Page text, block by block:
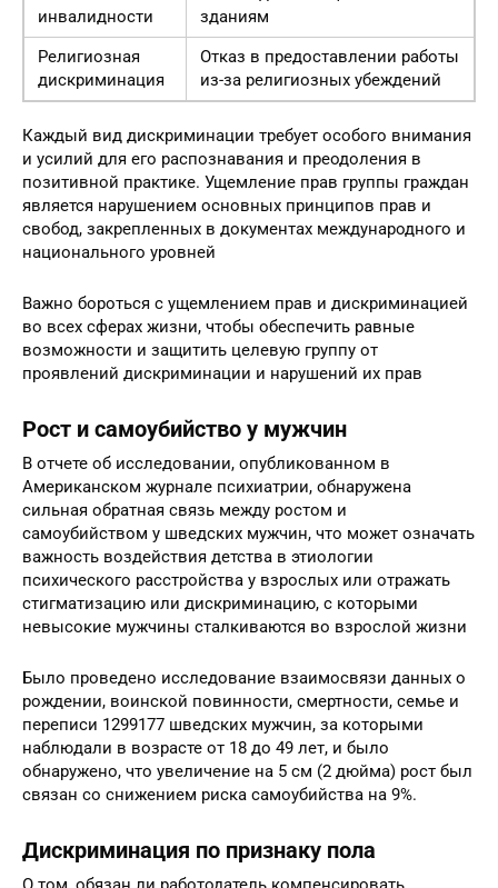
Дискриминация
по
инвалидности
Отсутствие доступа для
инвалидов к общественным
зданиям
Религиозная
Отказ в предоставлении работы
Каждый вид дискриминации требует особого внимания
и усилий для его распознавания и преодоления в
позитивной практике. Ущемление прав группы граждан
является нарушением основных принципов прав и
национального уровней
Важно бороться с ущемлением прав и дискриминацией
во всех сферах жизни, чтобы обеспечить равные
проявлений дискриминации и нарушений их прав
Рост и самоубийство у мужчин
В отчете об исследовании, опубликованном в
Американском журнале психиатрии, обнаружена
сильная обратная связь между ростом и
самоубийством у шведских мужчин, что может означать
важность воздействия детства в этиологии
психического расстройства у взрослых или отражать
невысокие мужчины сталкиваются во взрослой жизни
Было проведено исследование взаимосвязи данных о
рождении, воинской повинности, смертности, семье и
переписи 1299177 шведских мужчин, за которыми
наблюдали в возрасте от 18 до 49 лет, и было